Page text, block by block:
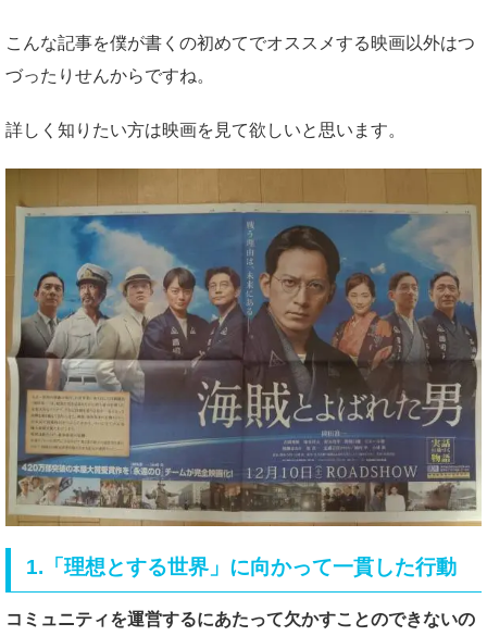
こんな記事を僕が書くの初めてでオススメする映画以外はつ
づったりせんからですね。
詳しく知りたい方は映画を見て欲しいと思います。
1.「理想とする世界」に向かって一貫した行動
コミュニティを運営するにあたって欠かすことのできないの